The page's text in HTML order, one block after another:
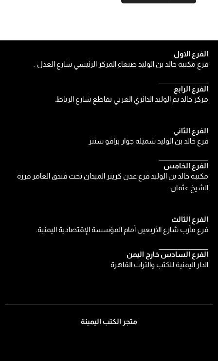
الفرع الثالث
فرع مأرب شارع الأربعين أمام المؤسسة الإقتصادية اليمنية.
الفرع السادس خارج اليمن
الدار اليمنية للكتب والتراث القاهرة
الفرع الثاني
فرع خالد بن الوليد شميله جوار برافو سنتر
الفرع الخامس
مكتبة خالد بن الوليد فرع عدن كريتر الميدان تحت فندق العامر فرزة
الشيخ عثمان .
الفرع الاول
فرع مكتبة خالد بن الوليد صنعاء المركز الرئيسي شارع العدل .
الفرع الرابع
مركز خالد بم الوليد الدائري الغربي تقاطع شارع الرباط.
متجر الكتب اليمينة